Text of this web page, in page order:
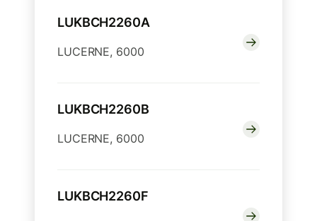
LUKBCH2260A
LUCERNE, 6000
LUKBCH2260B
LUCERNE, 6000
LUKBCH2260F